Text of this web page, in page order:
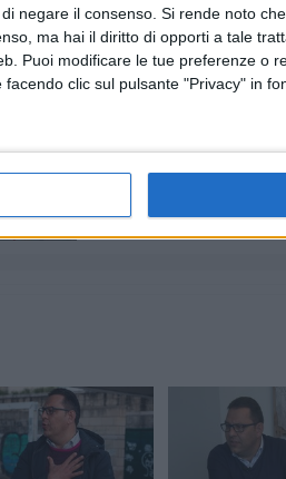
negare il consenso. Si rende noto
ma hai il diritto di opporti a tale
Puoi modificare le tue preferenze o
clic sul pulsante "Privacy" in
«Condanniamo con forza
hanno 17 anni